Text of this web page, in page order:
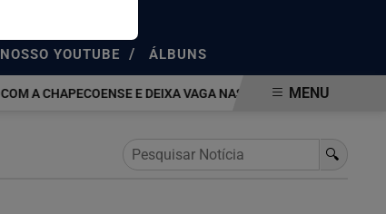
NOSSO YOUTUBE / ÁLBUNS
A CHAPECOENSE E DEIXA VAGA NAS QUARTAS DA COPA DO
MENU
🔍